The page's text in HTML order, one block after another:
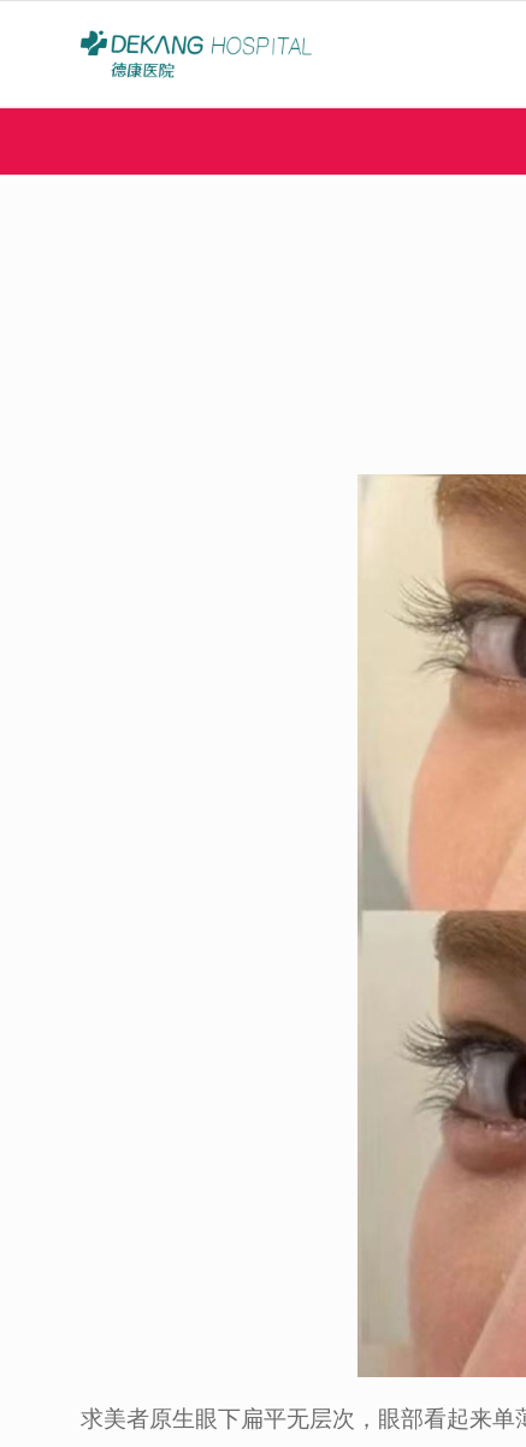
求美者原生眼下扁平无层次，眼部看起来